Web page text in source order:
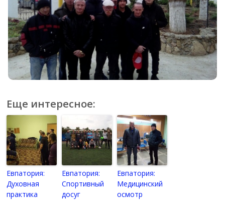
Еще интересное:
Евпатория:
Духовная
практика
Евпатория:
Спортивный
досуг
Евпатория:
Медицинский
осмотр